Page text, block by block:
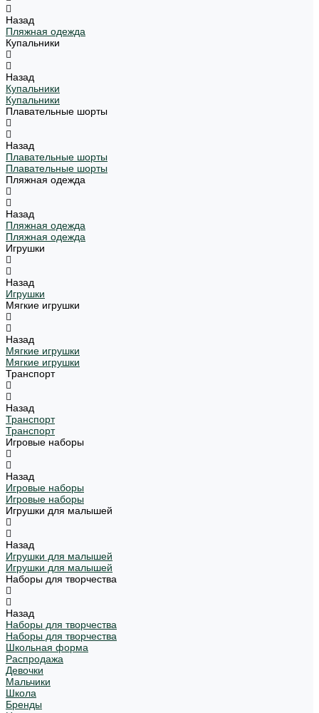
Назад
Пляжная одежда
Купальники
Назад
Купальники
Купальники
Плавательные шорты
Назад
Плавательные шорты
Плавательные шорты
Пляжная одежда
Назад
Пляжная одежда
Пляжная одежда
Игрушки
Назад
Игрушки
Мягкие игрушки
Назад
Мягкие игрушки
Мягкие игрушки
Транспорт
Назад
Транспорт
Транспорт
Игровые наборы
Назад
Игровые наборы
Игровые наборы
Игрушки для малышей
Назад
Игрушки для малышей
Игрушки для малышей
Наборы для творчества
Назад
Наборы для творчества
Наборы для творчества
Школьная форма
Распродажа
Девочки
Мальчики
Школа
Бренды